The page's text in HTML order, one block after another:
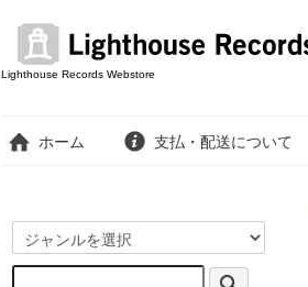
Lighthouse Records Webstore
ホーム 支払・配送について